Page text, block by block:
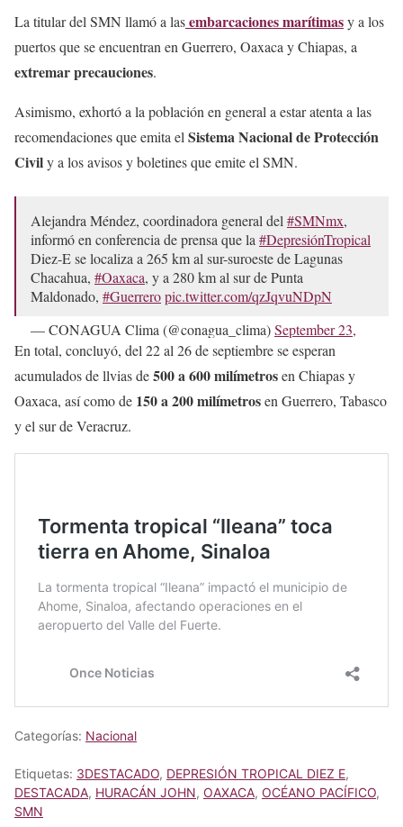
La titular del SMN llamó a lasembarcaciones marítimasy a los
puertos que se encuentran en Guerrero, Oaxaca y Chiapas, a
extremar precauciones.
Asimismo, exhortó a la población en general a estar atenta a las
recomendaciones que emita el Sistema Nacional de Protección
Civily a los avisos y boletines que emite el SMN.
Alejandra Méndez, coordinadora general del #SMNmx,
informó en conferencia de prensa que la #DepresiónTropical
Diez-E se localiza a 265 km al sur-suroeste de Lagunas
Chacahua, #Oaxaca, y a 280 km al sur de Punta
Maldonado, #Guerreropic.twitter.com/qzJqvuNDpN
— CONAGUA Clima (@conagua_clima)September 23,
2024
En total, concluyó, del 22 al 26 de septiembre se esperan
acumulados de llvias de500 a 600 milímetrosen Chiapas y
Oaxaca, así como de 150 a 200 milímetrosen Guerrero, Tabasco
y el sur de Veracruz.
Categorías: Nacional
Etiquetas: 3DESTACADO, DEPRESIÓN TROPICAL DIEZ E,
DESTACADA, HURACÁN JOHN, OAXACA, OCÉANO PACÍFICO,
SMN